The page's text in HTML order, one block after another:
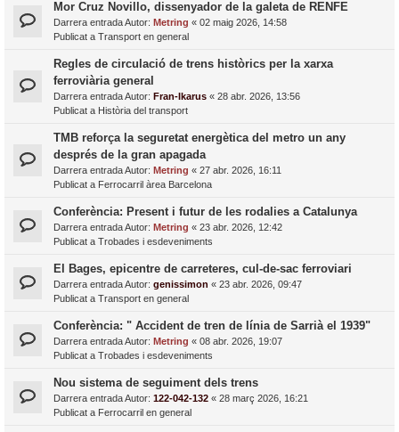
Mor Cruz Novillo, dissenyador de la galeta de RENFE
Darrera entrada Autor: Metring « 02 maig 2026, 14:58
Publicat a Transport en general
Regles de circulació de trens històrics per la xarxa
ferroviària general
Darrera entrada Autor: Fran-Ikarus « 28 abr. 2026, 13:56
Publicat a Història del transport
TMB reforça la seguretat energètica del metro un any
després de la gran apagada
Darrera entrada Autor: Metring « 27 abr. 2026, 16:11
Publicat a Ferrocarril àrea Barcelona
Conferència: Present i futur de les rodalies a Catalunya
Darrera entrada Autor: Metring « 23 abr. 2026, 12:42
Publicat a Trobades i esdeveniments
El Bages, epicentre de carreteres, cul-de-sac ferroviari
Darrera entrada Autor: genissimon « 23 abr. 2026, 09:47
Publicat a Transport en general
Conferència: " Accident de tren de línia de Sarrià el 1939"
Darrera entrada Autor: Metring « 08 abr. 2026, 19:07
Publicat a Trobades i esdeveniments
Nou sistema de seguiment dels trens
Darrera entrada Autor: 122-042-132 « 28 març 2026, 16:21
Publicat a Ferrocarril en general